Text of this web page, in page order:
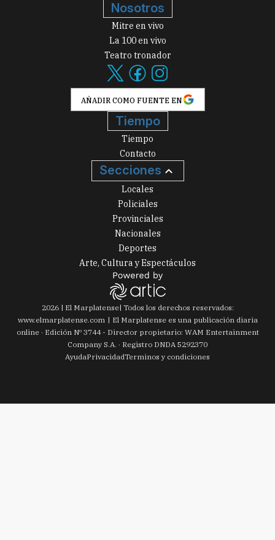
Nosotros
Mitre en vivo
La 100 en vivo
Teatro tronador
AÑADIR COMO FUENTE EN
Tiempo
Tiempo
Contacto
Secciones
Locales
Policiales
Provinciales
Nacionales
Deportes
Arte, Cultura y Espectáculos
2026| El Marplatense| Todos los derechos reservados:
www.elmarplatense.com
El Marplatense es una publicación diaria
online · Edición Nº 3744- Director propietario: WAM Entertainment
Company S.A. · Registro DNDA 5292370
AyudaPrivacidadTerminos y condiciones